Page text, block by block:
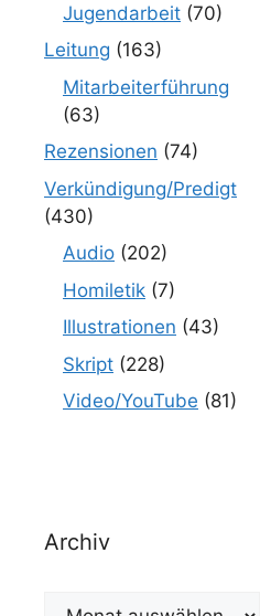
Jugendarbeit (70)
Leitung (163)
Mitarbeiterführung
(63)
Rezensionen (74)
Verkündigung/Predigt
(430)
Audio (202)
Homiletik (7)
Illustrationen (43)
Skript (228)
Video/YouTube (81)
Archiv
Archiv